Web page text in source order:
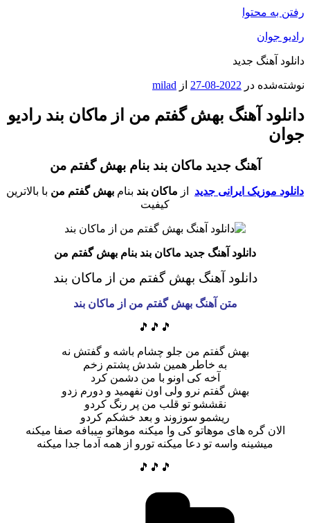
رفتن به محتوا
رادیو جوان
دانلود آهنگ جدید
نوشته‌شده در 2022-08-27 از milad
دانلود آهنگ بهش گفتم من از ماکان بند رادیو
جوان
آهنگ جدید ماکان بند بنام بهش گفتم من
دانلود موزیک ایرانی جدید از ماکان بند بنام بهش گفتم من با بالاترین
کیفیت
دانلود آهنگ جدید ماکان بند بنام بهش گفتم من
دانلود آهنگ بهش گفتم من از ماکان بند
متن آهنگ بهش گفتم من از ماکان بند
🎵🎵🎵
بهش گفتم من جلو چشام باشه و گفتش نه
به خاطر همین شدش پشتم زخم
آخه کی اونو با من دشمن کرد
بهش گفتم نرو ولی اون نفهمید و دورم زدو
نقششو تو قلب من پر رنگ کردو
ریشمو سوزوند و بعد خشکم کردو
الان گره های موهاتو کی وا میکنه موهاتو میبافه صفا میکنه
میشینه واسه تو دعا میکنه تورو از همه آدما جدا میکنه
🎵🎵🎵